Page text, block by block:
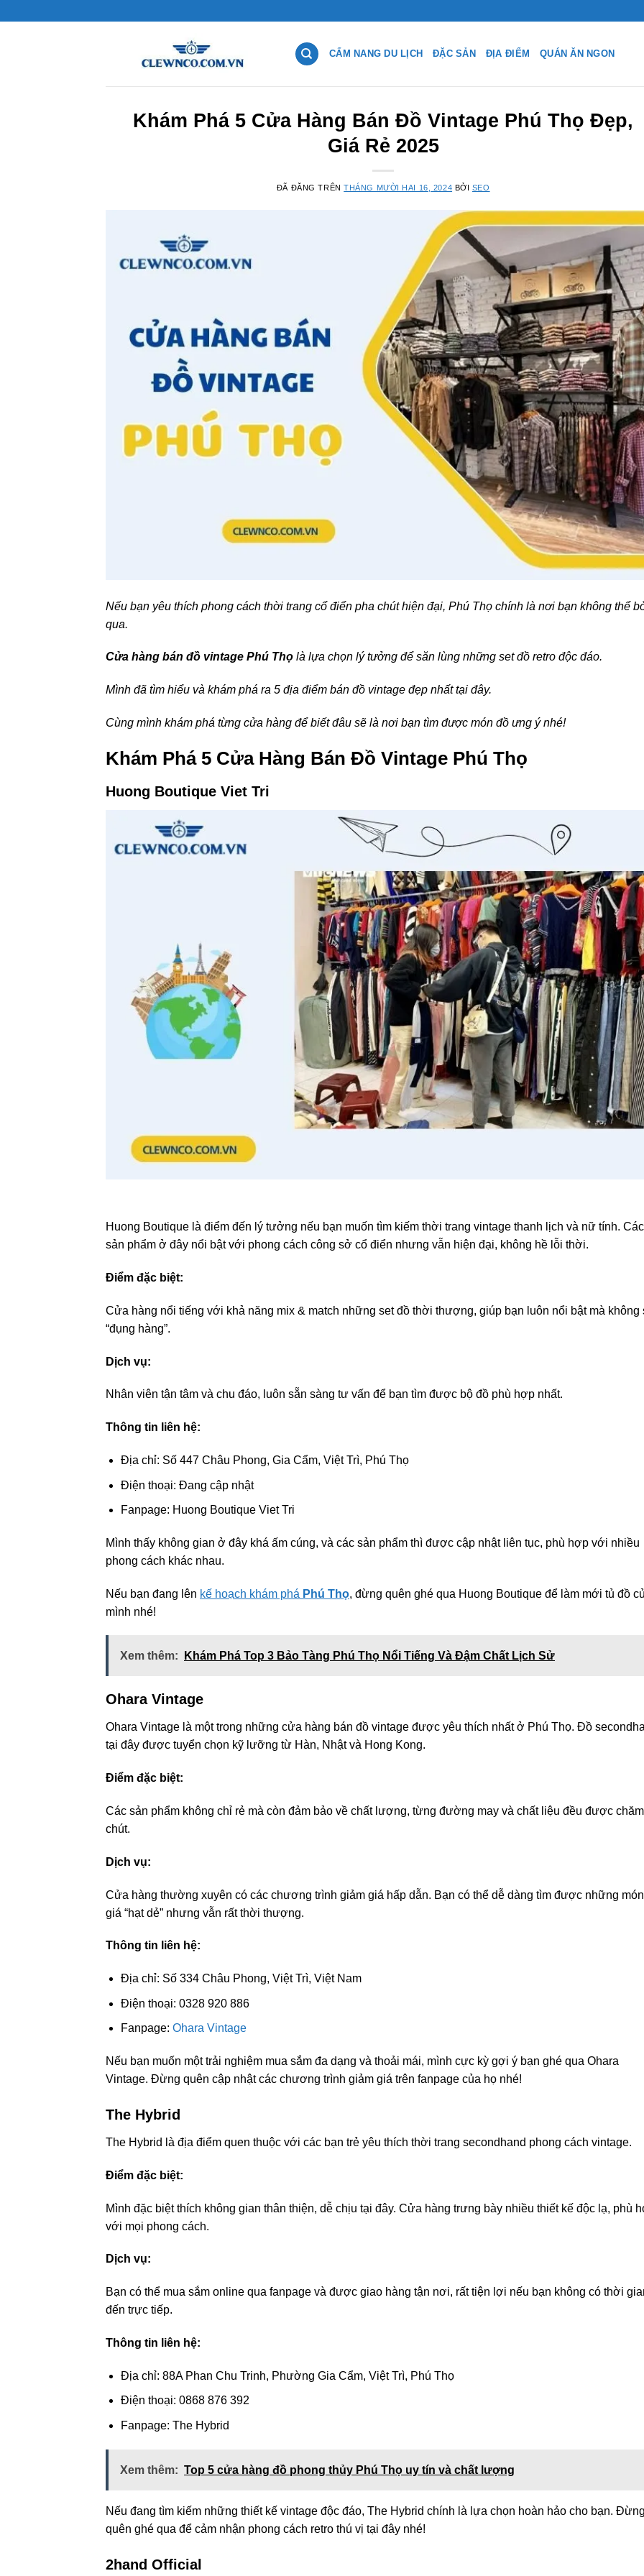
CẨM NANG DU LỊCH ĐẶC SẢN ĐỊA ĐIỂM QUÁN ĂN NGON
Khám Phá 5 Cửa Hàng Bán Đồ Vintage Phú Thọ Đẹp,
Giá Rẻ 2025
ĐÃ ĐĂNG TRÊNTHÁNG MƯỜI HAI 16, 2024 BỞI SEO
Nếu bạn yêu thích phong cách thời trang cổ điển pha chút hiện đại, Phú Thọ chính là nơi bạn không thể
qua.
Cửa hàng bán đồ vintage Phú Thọ là lựa chọn lý tưởng để săn lùng những set đồ retro độc đáo.
Mình đã tìm hiểu và khám phá ra 5 địa điểm bán đồ vintage đẹp nhất tại đây.
Cùng mình khám phá từng cửa hàng để biết đâu sẽ là nơi bạn tìm được món đồ ưng ý nhé!
Khám Phá 5 Cửa Hàng Bán Đồ Vintage Phú Thọ
Huong Boutique Viet Tri
Huong Boutique là điểm đến lý tưởng nếu bạn muốn tìm kiếm thời trang vintage thanh lịch và nữ tính. Các
sản phẩm ở đây nổi bật với phong cách công sở cổ điển nhưng vẫn hiện đại, không hề lỗi thời.
Điểm đặc biệt:
Cửa hàng nổi tiếng với khả năng mix & match những set đồ thời thượng, giúp bạn luôn nổi bật mà không
“đụng hàng”.
Dịch vụ:
Nhân viên tận tâm và chu đáo, luôn sẵn sàng tư vấn để bạn tìm được bộ đồ phù hợp nhất.
Thông tin liên hệ:
Địa chỉ: Số 447 Châu Phong, Gia Cẩm, Việt Trì, Phú Thọ
Điện thoại: Đang cập nhật
Fanpage: Huong Boutique Viet Tri
Mình thấy không gian ở đây khá ấm cúng, và các sản phẩm thì được cập nhật liên tục, phù hợp với nhiều
phong cách khác nhau.
Nếu bạn đang lên kế hoạch khám phá Phú Thọ, đừng quên ghé qua Huong Boutique để làm mới tủ đồ
mình nhé!
Xem thêm: Khám Phá Top 3 Bảo Tàng Phú Thọ Nổi Tiếng Và Đậm Chất Lịch Sử
Ohara Vintage
Ohara Vintage là một trong những cửa hàng bán đồ vintage được yêu thích nhất ở Phú Thọ. Đồ
tại đây được tuyển chọn kỹ lưỡng từ Hàn, Nhật và Hong Kong.
Điểm đặc biệt:
Các sản phẩm không chỉ rẻ mà còn đảm bảo về chất lượng, từng đường may và chất liệu đều được chăm
chút.
Dịch vụ:
Cửa hàng thường xuyên có các chương trình giảm giá hấp dẫn. Bạn có thể dễ dàng tìm được những
giá “hạt dẻ” nhưng vẫn rất thời thượng.
Thông tin liên hệ:
Địa chỉ: Số 334 Châu Phong, Việt Trì, Việt Nam
Điện thoại: 0328 920 886
Fanpage: Ohara Vintage
Nếu bạn muốn một trải nghiệm mua sắm đa dạng và thoải mái, mình cực kỳ gợi ý bạn ghé qua Ohara
Vintage. Đừng quên cập nhật các chương trình giảm giá trên fanpage của họ nhé!
The Hybrid
The Hybrid là địa điểm quen thuộc với các bạn trẻ yêu thích thời trang secondhand phong cách vintage.
Điểm đặc biệt:
Mình đặc biệt thích không gian thân thiện, dễ chịu tại đây. Cửa hàng trưng bày nhiều thiết kế độc lạ, phù
với mọi phong cách.
Dịch vụ:
Bạn có thể mua sắm online qua fanpage và được giao hàng tận nơi, rất tiện lợi nếu bạn không có thời
đến trực tiếp.
Thông tin liên hệ:
Địa chỉ: 88A Phan Chu Trinh, Phường Gia Cẩm, Việt Trì, Phú Thọ
Điện thoại: 0868 876 392
Fanpage: The Hybrid
Xem thêm: Top 5 cửa hàng đồ phong thủy Phú Thọ uy tín và chất lượng
Nếu đang tìm kiếm những thiết kế vintage độc đáo, The Hybrid chính là lựa chọn hoàn hảo cho bạn.
quên ghé qua để cảm nhận phong cách retro thú vị tại đây nhé!
2hand Official